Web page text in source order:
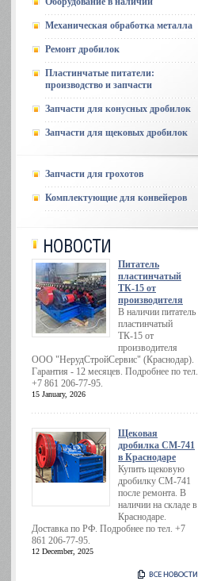
Механическая обработка металла
Ремонт дробилок
Пластинчатые питатели:
производство и запчасти
Запчасти для конусных дробилок
Запчасти для щековых дробилок
Запчасти для грохотов
Комплектующие для конвейеров
Питатель
пластинчатый
ТК-15 от
производителя
В наличии питатель
пластинчатый
ТК-15 от
производителя
ООО "НерудСтройСервис" (Краснодар).
Гарантия - 12 месяцев. Подробнее по тел.
+7 861 206-77-95.
15 January, 2026
Щековая
дробилка СМ-741
в Краснодаре
Купить щековую
дробилку СМ-741
после ремонта. В
наличии на складе в
Краснодаре.
Доставка по РФ. Подробнее по тел. +7
861 206-77-95.
12 December, 2025